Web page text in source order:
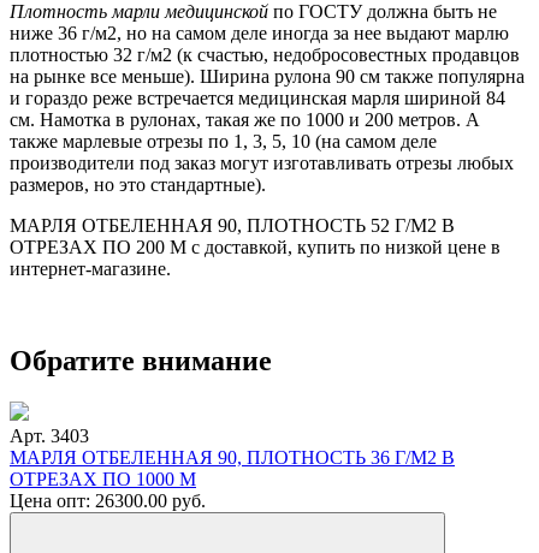
Плотность марли медицинской по ГОСТУ должна быть не
ниже 36 г/м2, но на самом деле иногда за нее выдают марлю
плотностью 32 г/м2 (к счастью, недобросовестных продавцов
на рынке все меньше). Ширина рулона 90 см также популярна
и гораздо реже встречается медицинская марля шириной 84
см. Намотка в рулонах, такая же по 1000 и 200 метров. А
также марлевые отрезы по 1, 3, 5, 10 (на самом деле
производители под заказ могут изготавливать отрезы любых
размеров, но это стандартные).
МАРЛЯ ОТБЕЛЕННАЯ 90, ПЛОТНОСТЬ 52 Г/М2 В
ОТРЕЗАХ ПО 200 М с доставкой, купить по низкой цене в
интернет-магазине.
Обратите внимание
Арт. 3403
МАРЛЯ ОТБЕЛЕННАЯ 90, ПЛОТНОСТЬ 36 Г/М2 В
ОТРЕЗАХ ПО 1000 М
Цена опт: 26300.00 руб.